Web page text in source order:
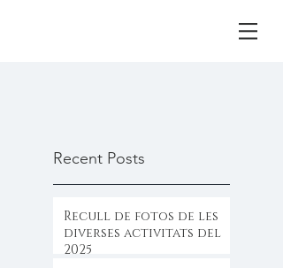
Recent Posts
Recull de fotos de les
diverses activitats del
2025